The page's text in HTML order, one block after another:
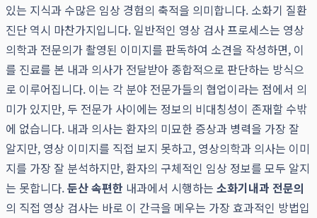
있는 지식과 수많은 임상 경험의 축적을 의미합니다. 소화기 질환
진단 역시 마찬가지입니다. 일반적인 영상 검사 프로세스는 영상
의학과 전문의가 촬영된 이미지를 판독하여 소견을 작성하면, 이
를 진료를 본 내과 의사가 전달받아 종합적으로 판단하는 방식으
로 이루어집니다. 이는 각 분야 전문가들의 협업이라는 점에서 의
미가 있지만, 두 전문가 사이에는 정보의 비대칭성이 존재할 수밖
에 없습니다. 내과 의사는 환자의 미묘한 증상과 병력을 가장 잘
알지만, 영상 이미지를 직접 보지 못하고, 영상의학과 의사는 이미
지를 가장 잘 분석하지만, 환자의 구체적인 임상 정보를 모두 알지
는 못합니다.둔산 속편한 내과에서 시행하는 소화기내과 전문의
의 직접 영상 검사는 바로 이 간극을 메우는 가장 효과적인 방법입